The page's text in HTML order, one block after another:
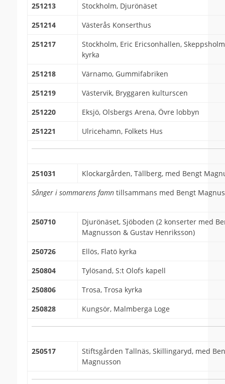
251213
Stockholm, Djurönäset
251214
Västerås Konserthus
251217
Stockholm, Eric Ericsonhallen,
kyrka
251218
Värnamo, Gummifabriken
251219
Västervik, Bryggaren kulturscen
251220
Eksjö, Olsbergs Arena, Övre lobbyn
251221
Ulricehamn, Folkets Hus
251031
Klockargården, Tällberg, med Bengt
Sånger i sommarens famn tillsammans med Bengt
250710
Djurönäset, Sjöboden (2 konserter med
Magnusson & Gustav Henriksson)
250726
Ellös, Flatö kyrka
250804
Tylösand, S:t Olofs kapell
250806
Trosa, Trosa kyrka
250828
Kungsör, Malmberga Loge
250517
Stiftsgården Tallnäs, Skillingaryd, med
Magnusson